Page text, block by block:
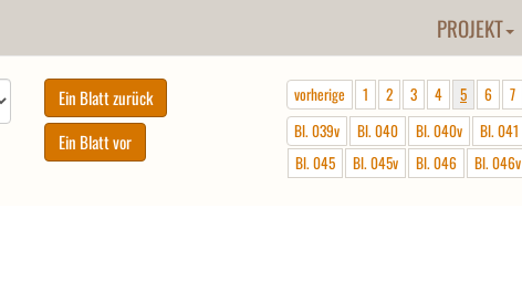
PROJEKT
vorherige 1 2 3 4 5 6 7
Bl. 039v
Bl. 040 Bl. 040v Bl. 041
Bl. 045
Bl. 045v Bl. 046 Bl. 046v